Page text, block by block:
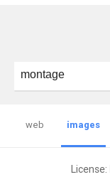
web images
License: